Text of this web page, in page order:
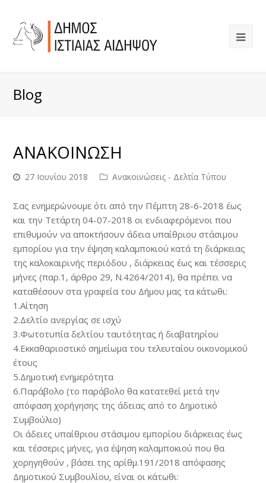
Blog
ΑΝΑΚΟΙΝΩΣΗ
27 Ιουνίου 2018 Ανακοινώσεις - Δελτία Τύπου
Σας ενημερώνουμε ότι από την Πέμπτη 28-6-2018 έως
και την Τετάρτη 04-07-2018 οι ενδιαφερόμενοι που
επιθυμούν να αποκτήσουν άδεια υπαίθριου στάσιμου
εμπορίου για την έψηση καλαμποκιού κατά τη διάρκειας
της καλοκαιρινής περιόδου , διάρκειας έως και τέσσερις
μήνες (παρ.1, άρθρο 29, Ν.4264/2014), θα πρέπει να
καταθέσουν στα γραφεία του Δήμου μας τα κάτωθι:
1.Αίτηση
2.Δελτίο ανεργίας σε ισχύ
3.Φωτοτυπία δελτίου ταυτότητας ή διαβατηρίου
4.Εκκαθαριοστικό σημείωμα του τελευταίου οικονομικού
έτους
5.Δημοτική ενημερότητα
6.Παράβολο (το παράβολο θα κατατεθεί μετά την
απόφαση χορήγησης της άδειας από το Δημοτικό
Συμβούλιο)
Οι άδειες υπαίθριου στάσιμου εμπορίου διάρκειας έως
και τέσσερις μήνες, για έψηση καλαμποκιού που θα
χορηγηθούν , βάσει της αρίθμ.191/2018 απόφασης
Δημοτικού Συμβουλίου, είναι οι κάτωθι: